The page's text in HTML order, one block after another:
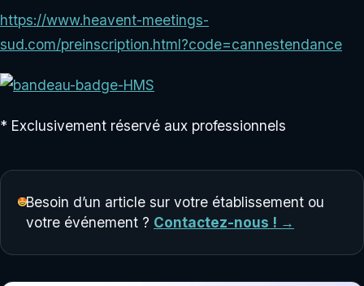
https://www.heavent-meetings-
sud.com/preinscription.html?code=cannestendance
* Exclusivement réservé aux professionnels
Besoin d’un article sur votre établissement ou
votre événement ? Contactez-nous ! →